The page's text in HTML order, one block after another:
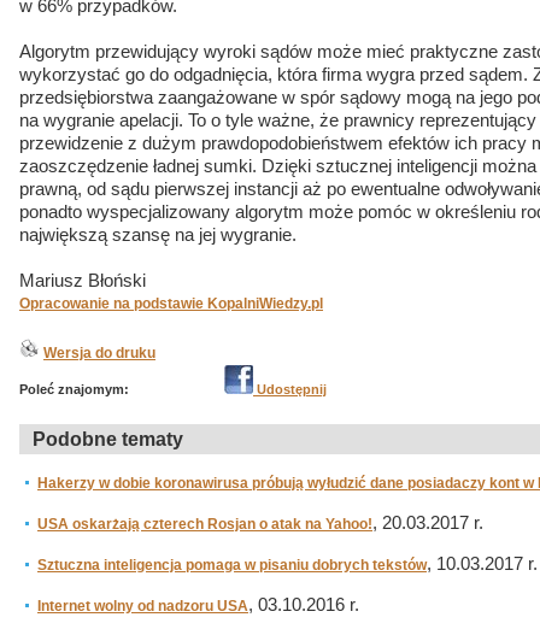
w 66% przypadków.
Algorytm przewidujący wyroki sądów może mieć praktyczne
wykorzystać go do odgadnięcia, która firma wygra przed sądem.
przedsiębiorstwa zaangażowane w spór sądowy mogą na jego
na wygranie apelacji. To o tyle ważne, że prawnicy
przewidzenie z dużym prawdopodobieństwem efektów ich pracy
zaoszczędzenie ładnej sumki. Dzięki sztucznej inteligencji
prawną, od sądu pierwszej instancji aż po ewentualne
ponadto wyspecjalizowany algorytm może pomóc w określeniu
największą szansę na jej wygranie.
Mariusz Błoński
Opracowanie na podstawie KopalniWiedzy.pl
Wersja do druku
Poleć znajomym: Udostępnij
Podobne tematy
Hakerzy w dobie koronawirusa próbują wyłudzić dane posiadaczy kont w
USA oskarżają czterech Rosjan o atak na Yahoo!, 20.03.2017 r.
Sztuczna inteligencja pomaga w pisaniu dobrych tekstów, 10.03.2017 r.
Internet wolny od nadzoru USA, 03.10.2016 r.